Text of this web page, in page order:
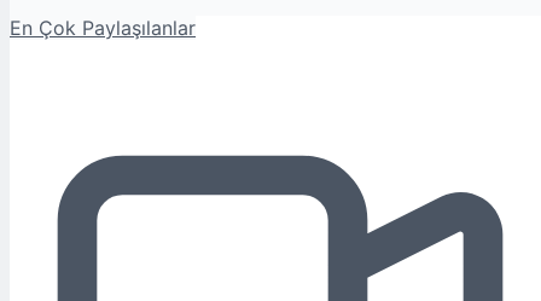
En Çok Paylaşılanlar